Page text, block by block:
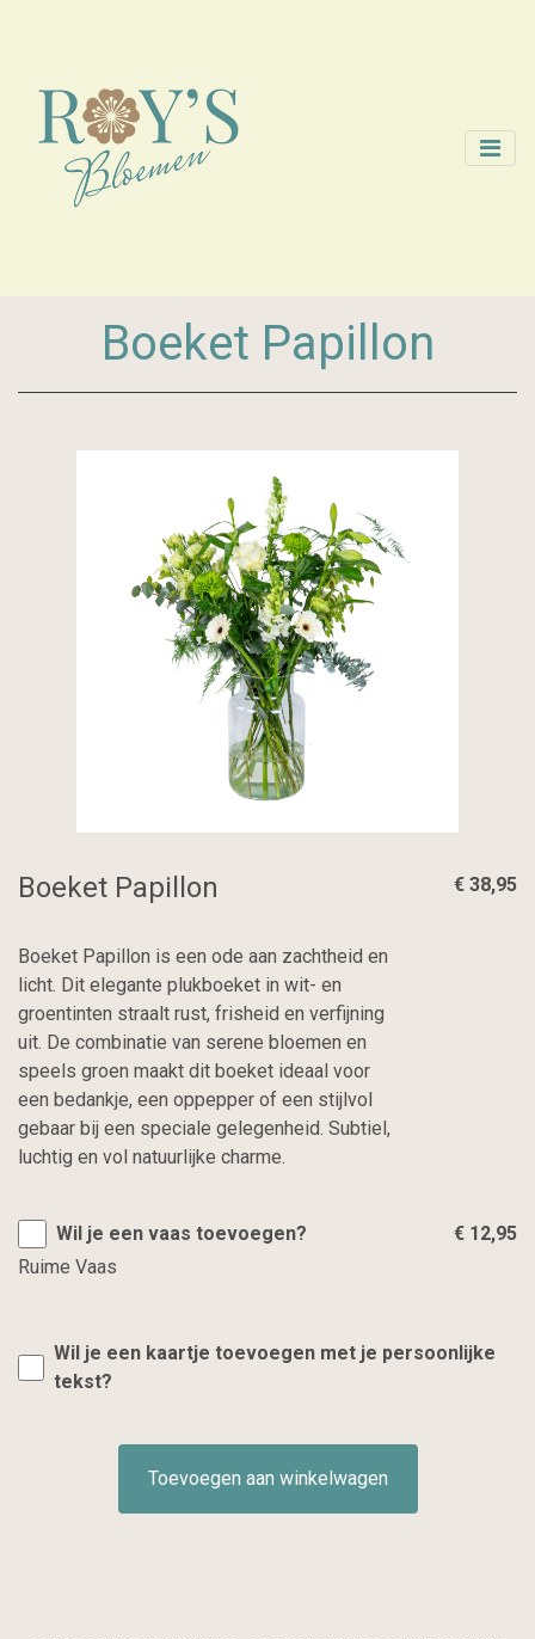
Boeket Papillon
Boeket Papillon
Boeket Papillon is een ode aan zachtheid en
licht. Dit elegante plukboeket in wit- en
groentinten straalt rust, frisheid en verfijning
uit. De combinatie van serene bloemen en
speels groen maakt dit boeket ideaal voor
een bedankje, een oppepper of een stijlvol
gebaar bij een speciale gelegenheid. Subtiel,
luchtig en vol natuurlijke charme.
€ 38,95
Wil je een vaas toevoegen?
Ruime Vaas
€ 12,95
Wil je een kaartje toevoegen met je persoonlijke
tekst?
Toevoegen aan winkelwagen